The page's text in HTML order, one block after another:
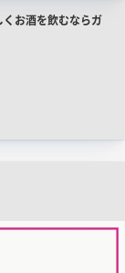
お酒を飲むならガ